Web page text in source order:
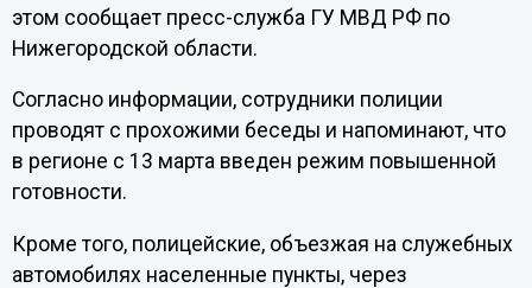
этом сообщает пресс-служба ГУ МВД РФ по
Нижегородской области.
Согласно информации, сотрудники полиции
проводят с прохожими беседы и напоминают, что
в регионе с 13 марта введен режим повышенной
готовности.
Кроме того, полицейские, объезжая на служебных
автомобилях населенные пункты, через